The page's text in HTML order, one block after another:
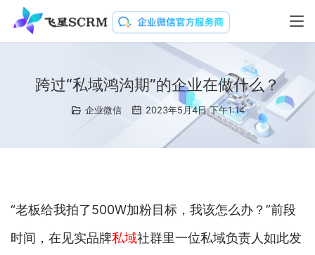
跨过“私域鸿沟期”的企业在做什么？
企业微信 2023年5月4日 下午1:14
“老板给我拍了500W加粉目标，我该怎么办？”前段
时间，在见实品牌私域社群里一位私域负责人如此发